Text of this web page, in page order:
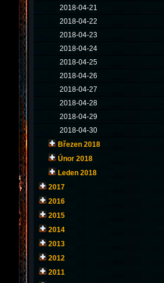
2018-04-21
2018-04-22
2018-04-23
2018-04-24
2018-04-25
2018-04-26
2018-04-27
2018-04-28
2018-04-29
2018-04-30
Březen 2018
Únor 2018
Leden 2018
2017
2016
2015
2014
2013
2012
2011